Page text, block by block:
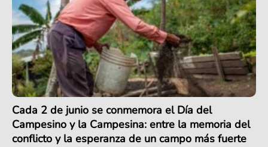
Cada 2 de junio se conmemora el Día del
Campesino y la Campesina: entre la memoria del
conflicto y la esperanza de un campo más fuerte